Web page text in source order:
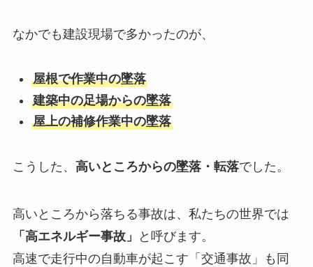
なかでも建設現場で多かったのが、
屋根で作業中の墜落
建築中の足場からの墜落
屋上の補修作業中の墜落
こうした、 高いところからの墜落・転落でした。
高いところから落ちる事故は、私たちの世界では
「高エネルギー事故」
と呼びます。
高速で走行中の自動車が起こす「交通事故」も同